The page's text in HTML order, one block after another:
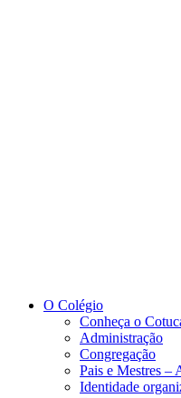
O Colégio
Conheça o
Administração
Congregação
Pais e Mestres –
Identidade